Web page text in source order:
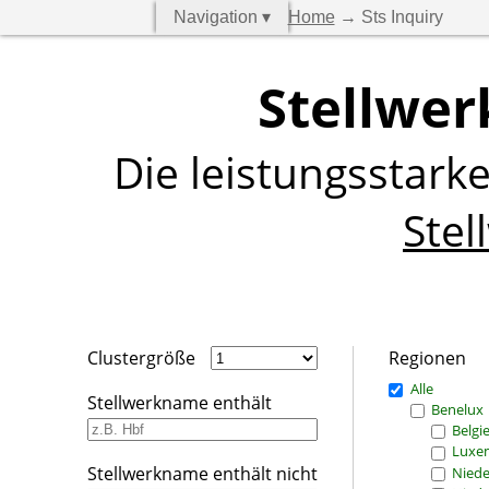
Navigation ▾ Home→ Sts Inquiry
Die
Clustergröße
Stellwerkname enthält
Stellwerkname enthält nicht
Regionen
Alle
Benelux